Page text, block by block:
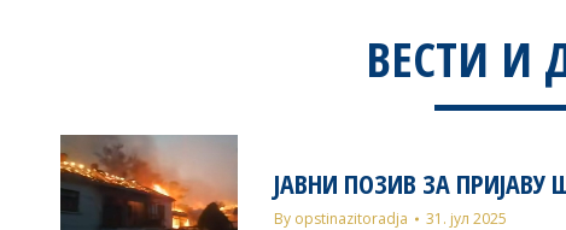
ВЕСТИ И
ЈАВНИ ПОЗИВ ЗА ПРИЈАВУ
By opstinazitoradja 31. јул 2025